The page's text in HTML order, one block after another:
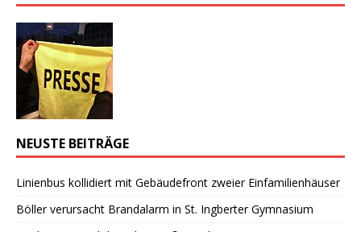
NEUSTE BEITRÄGE
Linienbus kollidiert mit Gebäudefront zweier Einfamilienhäuser
Böller verursacht Brandalarm in St. Ingberter Gymnasium